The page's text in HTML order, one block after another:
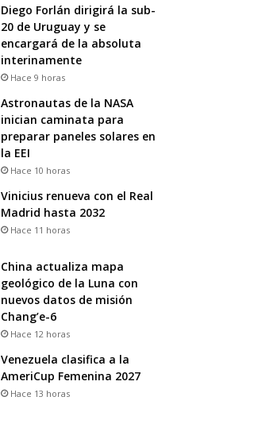
Diego Forlán dirigirá la sub-
20 de Uruguay y se
encargará de la absoluta
interinamente
Hace 9 horas
Astronautas de la NASA
inician caminata para
preparar paneles solares en
la EEI
Hace 10 horas
Vinicius renueva con el Real
Madrid hasta 2032
Hace 11 horas
China actualiza mapa
geológico de la Luna con
nuevos datos de misión
Chang’e-6
Hace 12 horas
Venezuela clasifica a la
AmeriCup Femenina 2027
Hace 13 horas